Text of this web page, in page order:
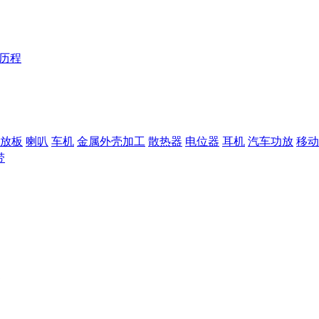
程
板 喇叭 车机 金属外壳加工 散热器 电位器 耳机 汽车功放 移